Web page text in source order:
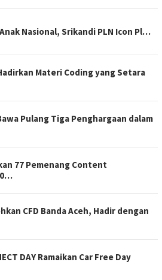
Nasional, Srikandi PLN Icon Pl…
Materi Coding yang Setara
Pulang Tiga Penghargaan dalam
77 Pemenang Content
CFD Banda Aceh, Hadir dengan
DAY Ramaikan Car Free Day